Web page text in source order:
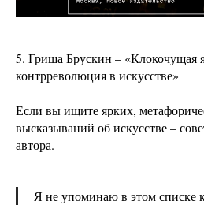
5. Гриша Брускин – «Клокочущая
контрреволюция в искусстве»
Если вы ищите ярких,
высказываний об искусстве –
автора.
Я не упоминаю в этом списке